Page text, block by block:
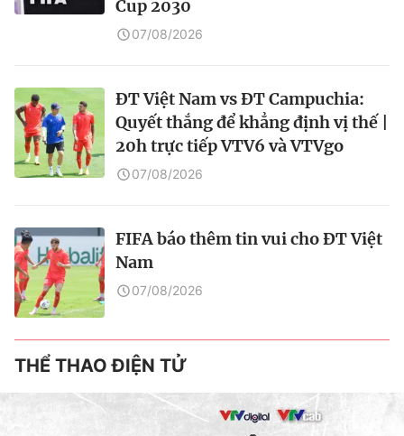
Cup 2030
07/08/2026
ĐT Việt Nam vs ĐT Campuchia:
Quyết thắng để khẳng định vị thế |
20h trực tiếp VTV6 và VTVgo
07/08/2026
FIFA báo thêm tin vui cho ĐT Việt
Nam
07/08/2026
THỂ THAO ĐIỆN TỬ